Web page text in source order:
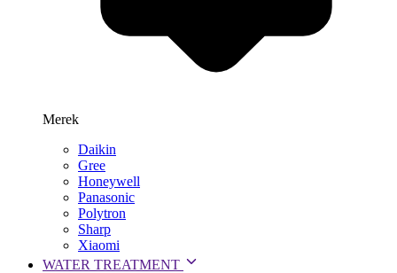
Merek
Daikin
Gree
Honeywell
Panasonic
Polytron
Sharp
Xiaomi
WATER TREATMENT